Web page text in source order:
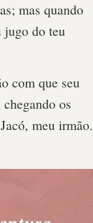
mas quando
jugo do teu
com que seu
os
meu irmão.